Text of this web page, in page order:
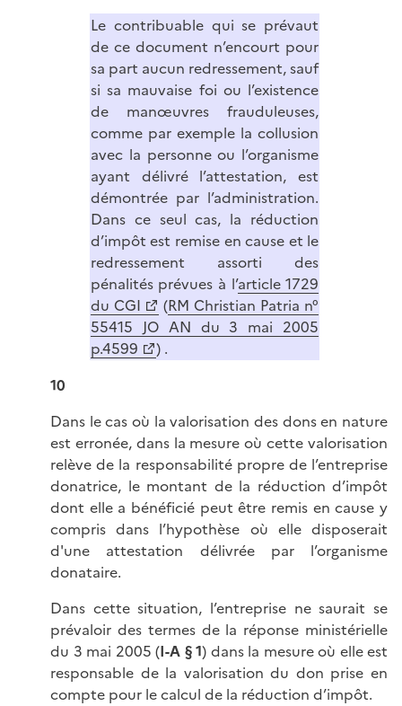
Le contribuable qui se prévaut
de ce document n’encourt pour
sa part aucun redressement, sauf
si sa mauvaise foi ou l’existence
de manœuvres frauduleuses,
comme par exemple la collusion
avec la personne ou l’organisme
ayant délivré l’attestation, est
démontrée par l’administration.
Dans ce seul cas, la réduction
d’impôt est remise en cause et le
redressement assorti des
pénalités prévues à l’article 1729
du CGI
(RM Christian Patria n°
55415 JO AN du 3 mai 2005
p.4599
) .
10
Dans le cas où la valorisation des dons en nature
est erronée, dans la mesure où cette valorisation
relève de la responsabilité propre de l’entreprise
donatrice, le montant de la réduction d’impôt
dont elle a bénéficié peut être remis en cause y
compris dans l’hypothèse où elle disposerait
d'une attestation délivrée par l’organisme
donataire.
Dans cette situation, l’entreprise ne saurait se
prévaloir des termes de la réponse ministérielle
du 3 mai 2005 (I-A § 1) dans la mesure où elle est
responsable de la valorisation du don prise en
compte pour le calcul de la réduction d’impôt.